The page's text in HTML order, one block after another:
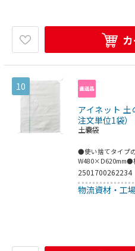
10
アイネット
注文単位1袋）
土嚢袋
●使い捨てタイプ
W480×D620mm●
イグレードタイプ
2501700262234
物流資材・工